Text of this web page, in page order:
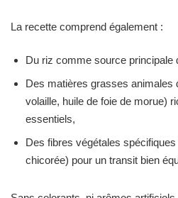
La recette comprend également :
Du riz comme source principale
Des matières grasses animales
volaille, huile de foie de morue)
essentiels,
Des fibres végétales
chicorée) pour un transit bien